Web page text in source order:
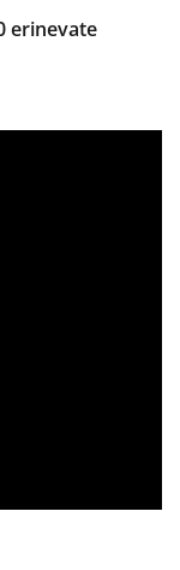
erinevate